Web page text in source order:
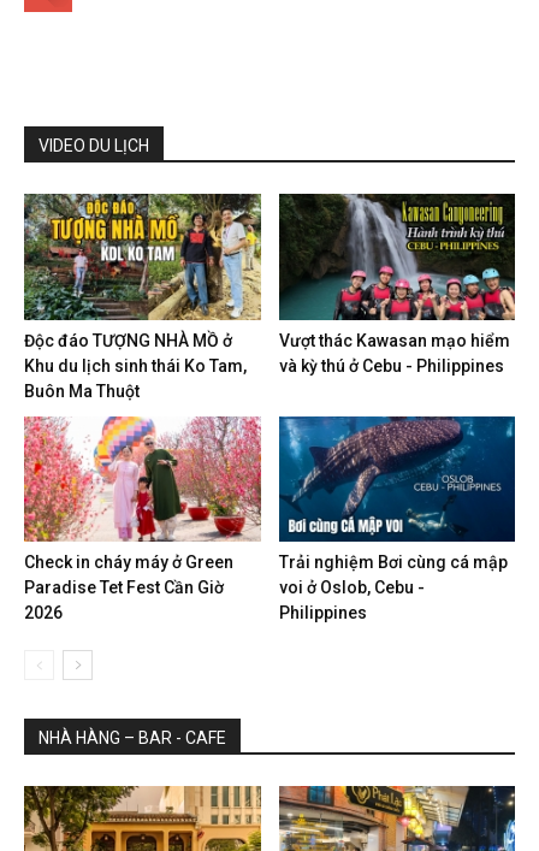
VIDEO DU LỊCH
Độc đáo TƯỢNG NHÀ MỒ ở
Khu du lịch sinh thái Ko Tam,
Buôn Ma Thuột
Vượt thác Kawasan mạo hiểm
và kỳ thú ở Cebu - Philippines
Check in cháy máy ở Green
Paradise Tet Fest Cần Giờ
2026
Trải nghiệm Bơi cùng cá mập
voi ở Oslob, Cebu -
Philippines
NHÀ HÀNG – BAR - CAFE